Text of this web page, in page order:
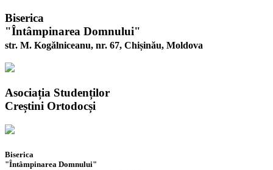
Biserica
"Întâmpinarea Domnului"
str. M. Kogălniceanu, nr. 67, Chișinău, Moldova
Asociația Studenților
Creștini Ortodocși
Biserica
"Întâmpinarea Domnului"